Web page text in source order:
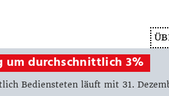
um durchschnittlich 3%
Bediensteten läuft mit 31.